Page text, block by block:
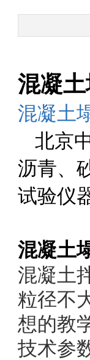
混凝
混凝土
北京
沥青、
试验仪
混凝土
混凝土
粒径不
想的教
技术参